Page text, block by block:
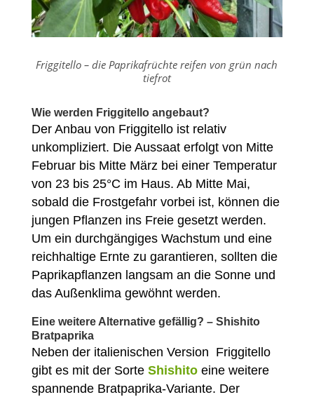
Friggitello – die Paprikafrüchte reifen von grün nach
tiefrot
Wie werden Friggitello angebaut?
Der Anbau von Friggitello ist relativ
unkompliziert. Die Aussaat erfolgt von Mitte
Februar bis Mitte März bei einer Temperatur
von 23 bis 25°C im Haus. Ab Mitte Mai,
sobald die Frostgefahr vorbei ist, können die
jungen Pflanzen ins Freie gesetzt werden.
Um ein durchgängiges Wachstum und eine
reichhaltige Ernte zu garantieren, sollten die
Paprikapflanzen langsam an die Sonne und
das Außenklima gewöhnt werden.
Eine weitere Alternative gefällig? – Shishito
Bratpaprika
Neben der italienischen Version Friggitello
gibt es mit der Sorte Shishitoeine weitere
spannende Bratpaprika-Variante. Der